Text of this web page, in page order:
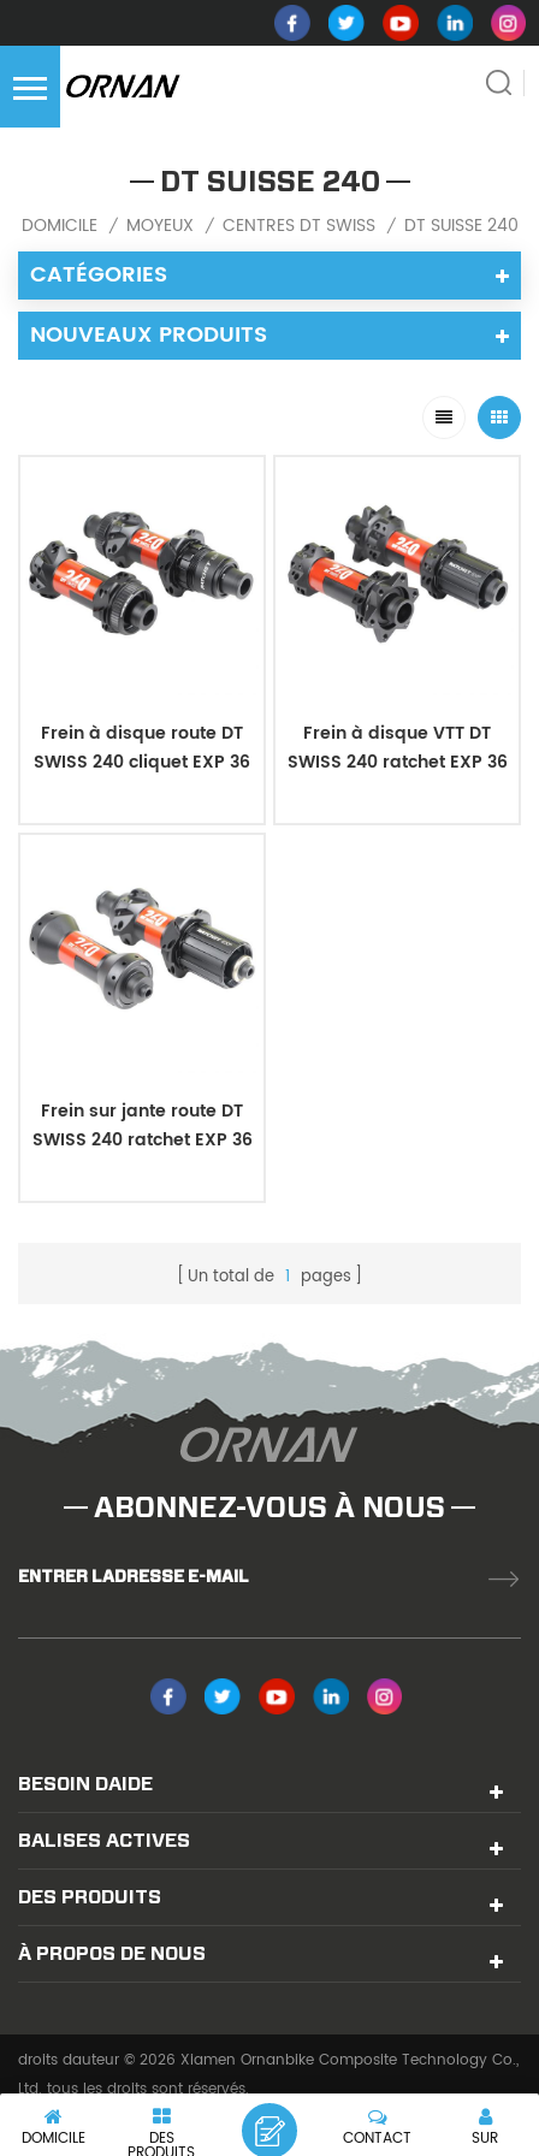
DT SUISSE 240
DOMICILE / MOYEUX / CENTRES DT SWISS / DT SUISSE 240
CATÉGORIES
NOUVEAUX PRODUITS
Frein à disque route DT
SWISS 240 cliquet EXP 36
Frein à disque VTT DT
SWISS 240 ratchet EXP 36
Frein sur jante route DT
SWISS 240 ratchet EXP 36
Un total de 1 pages
ABONNEZ-VOUS À NOUS
ENTRER LADRESSE E-MAIL
BESOIN DAIDE
BALISES ACTIVES
DES PRODUITS
À PROPOS DE NOUS
droits dauteur © 2026 Xiamen Ornanbike Composite Technology Co.,
Ltd. tous les droits sont réservés.
réseau ipv6 pris en charge
DOMICILE DES SUR
CONTACT